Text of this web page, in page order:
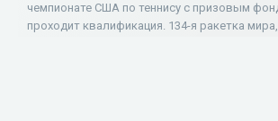
чемпионате США по теннису с призовым
проходит квалификация. 134-я ракетка